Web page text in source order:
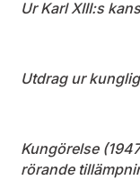
Ur Karl XIII:s
Utdrag ur
Kungörelse
rörande